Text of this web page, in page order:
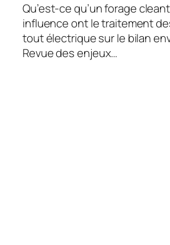
Qu’est-ce qu’un forage
influence ont le traitement
tout électrique sur le bilan
Revue des enjeux…